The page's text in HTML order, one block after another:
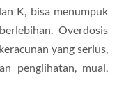
K, bisa menumpuk
Overdosis
yang serius,
penglihatan, mual,